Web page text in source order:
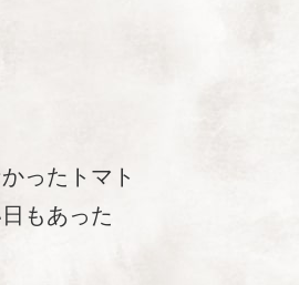
ったトマト
もあった